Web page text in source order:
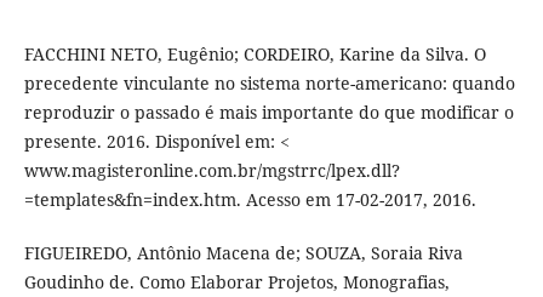
FACCHINI NETO, Eugênio; CORDEIRO, Karine da Silva. O
precedente vinculante no sistema norte-americano: quando
reproduzir o passado é mais importante do que modificar o
presente. 2016. Disponível em: <
www.magisteronline.com.br/mgstrrc/lpex.dll?
=templates&fn=index.htm. Acesso em 17-02-2017, 2016.
FIGUEIREDO, Antônio Macena de; SOUZA, Soraia Riva
Goudinho de. Como Elaborar Projetos, Monografias,